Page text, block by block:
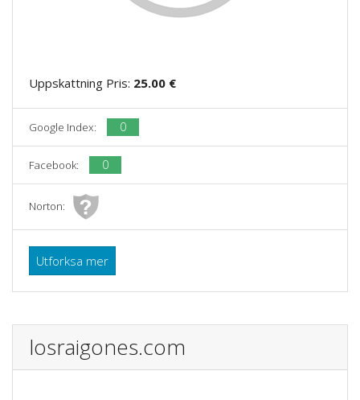
Uppskattning Pris: 25.00 €
Google Index: 0
Facebook: 0
Norton:
Utforksa mer
losraigones.com